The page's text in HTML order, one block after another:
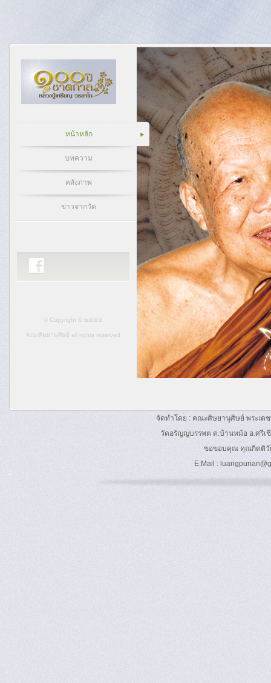
หน้าหลัก
บทความ
คลังภาพ
ข่าวจากวัด
© Copyright © ๒๕๕๕
คณะศิษยานุศิษย์ all rights reserved
จัดทำโดย : คณะศิษยานุศิษย์ พระเด
วัดอรัญญบรรพต ต.บ้านหม้อ อ.ศรีเ
ขอขอบคุณ คุณกิตติวั
E:Mail :